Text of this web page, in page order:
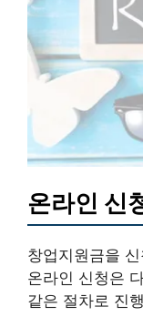
온라인 신
창업지원금을
온라인 신청은
같은 절차로 진